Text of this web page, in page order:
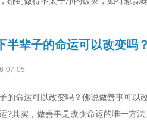
半辈子的命运可以改变吗？
07-05
的命运可以改变吗？佛说做善事可
?其实，做善事是改变命运的唯一方法